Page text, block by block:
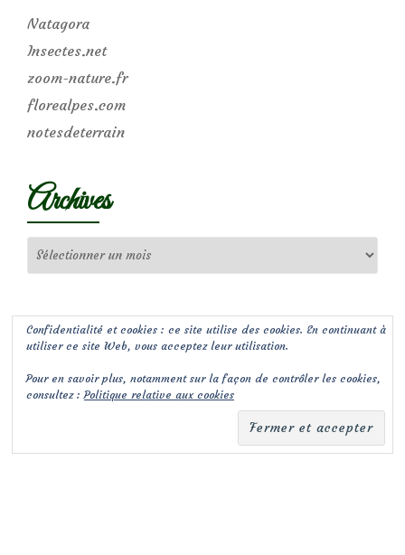
Natagora
Insectes.net
zoom-nature.fr
florealpes.com
notesdeterrain
Archives
Confidentialité et cookies : ce site utilise des cookies. En continuant à
utiliser ce site Web, vous acceptez leur utilisation.
Pour en savoir plus, notamment sur la façon de contrôler les cookies,
consultez :Politique relative aux cookies